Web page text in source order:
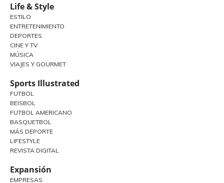
Life & Style
ESTILO
ENTRETENIMIENTO
DEPORTES
CINE Y TV
MÚSICA
VIAJES Y GOURMET
Sports Illustrated
FUTBOL
BEISBOL
FUTBOL AMERICANO
BASQUETBOL
MÁS DEPORTE
LIFESTYLE
REVISTA DIGITAL
Expansión
EMPRESAS